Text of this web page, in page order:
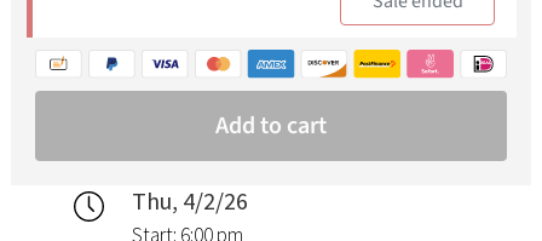
Thu, 4/2/26
Start: 6:00 pm